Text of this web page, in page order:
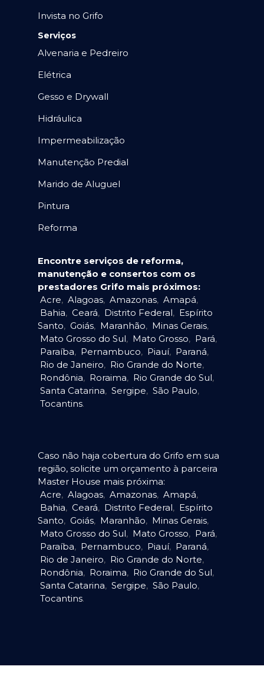
Invista no Grifo
Serviços
Alvenaria e Pedreiro
Elétrica
Gesso e Drywall
Hidráulica
Impermeabilização
Manutenção Predial
Marido de Aluguel
Pintura
Reforma
Encontre serviços de reforma,
manutenção e consertos com os
prestadores Grifo mais próximos:
Acre, Alagoas, Amazonas, Amapá,
Bahia, Ceará, Distrito Federal, Espírito
Santo, Goiás, Maranhão, Minas Gerais,
Mato Grosso do Sul, Mato Grosso, Pará,
Paraíba, Pernambuco, Piauí, Paraná,
Rio de Janeiro, Rio Grande do Norte,
Rondônia, Roraima, Rio Grande do Sul,
Santa Catarina, Sergipe, São Paulo,
Tocantins.
Caso não haja cobertura do Grifo em sua
região, solicite um orçamento à parceira
Master House mais próxima:
Acre, Alagoas, Amazonas, Amapá,
Bahia, Ceará, Distrito Federal, Espírito
Santo, Goiás, Maranhão, Minas Gerais,
Mato Grosso do Sul, Mato Grosso, Pará,
Paraíba, Pernambuco, Piauí, Paraná,
Rio de Janeiro, Rio Grande do Norte,
Rondônia, Roraima, Rio Grande do Sul,
Santa Catarina, Sergipe, São Paulo,
Tocantins.